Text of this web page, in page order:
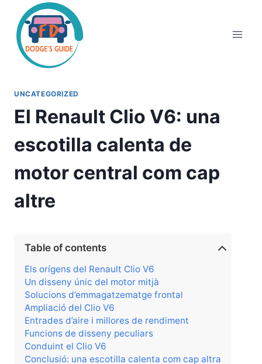
contingut
UNCATEGORIZED
El Renault Clio V6: una
escotilla calenta de
motor central com cap
altre
Table of contents
Els orígens del Renault Clio V6
Un disseny únic del motor mitjà
Solucions d’emmagatzematge frontal
Ampliació del Clio V6
Entrades d’aire i millores de rendiment
Funcions de disseny peculiars
Conduint el Clio V6
Conclusió: una escotilla calenta com cap altra